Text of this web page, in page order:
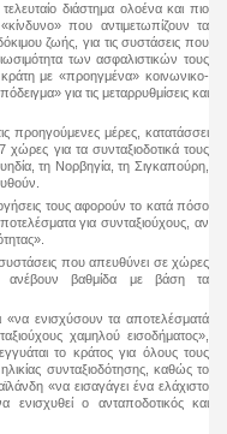
διάστημα ολοένα και πιο
που αντιμετωπίζουν τα
ζωής, για τις συστάσεις που
των ασφαλιστικών τους
με «προηγμένα» κοινωνικο-
για τις μεταρρυθμίσεις και
προηγούμενες μέρες, κατατάσσει
για τα συνταξιοδοτικά τους
τη Νορβηγία, τη Σιγκαπούρη,
τους αφορούν το κατά πόσο
για συνταξιούχους, αν
συστάσεις που απευθύνει σε χώρες
ανέβουν βαθμίδα με βάση τα
«να ενισχύσουν τα αποτελέσματά
χαμηλού εισοδήματος»,
το κράτος για όλους τους
συνταξιοδότησης, καθώς το
«να εισαγάγει ένα ελάχιστο
ενισχυθεί ο ανταποδοτικός και